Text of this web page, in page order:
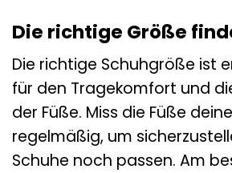
Die richtige Größe
Die richtige Schuhgröße ist
für den Tragekomfort und
der Füße. Miss die Füße
regelmäßig, um
Schuhe noch passen. Am